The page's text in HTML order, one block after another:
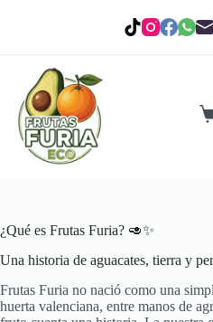
¿Qué es Frutas Furia? 🥑✨
Una historia de aguacates, tierra y
Frutas Furia no nació como una
huerta valenciana, entre manos de